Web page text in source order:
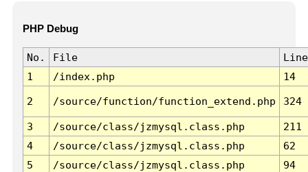
PHP Debug
No. File
Line
1
/index.php 14
2 /source/function/function_extend.php 324
3 /source/class/jzmysql.class.php
211
4
/source/class/jzmysql.class.php
62
5
/source/class/jzmysql.class.php
94